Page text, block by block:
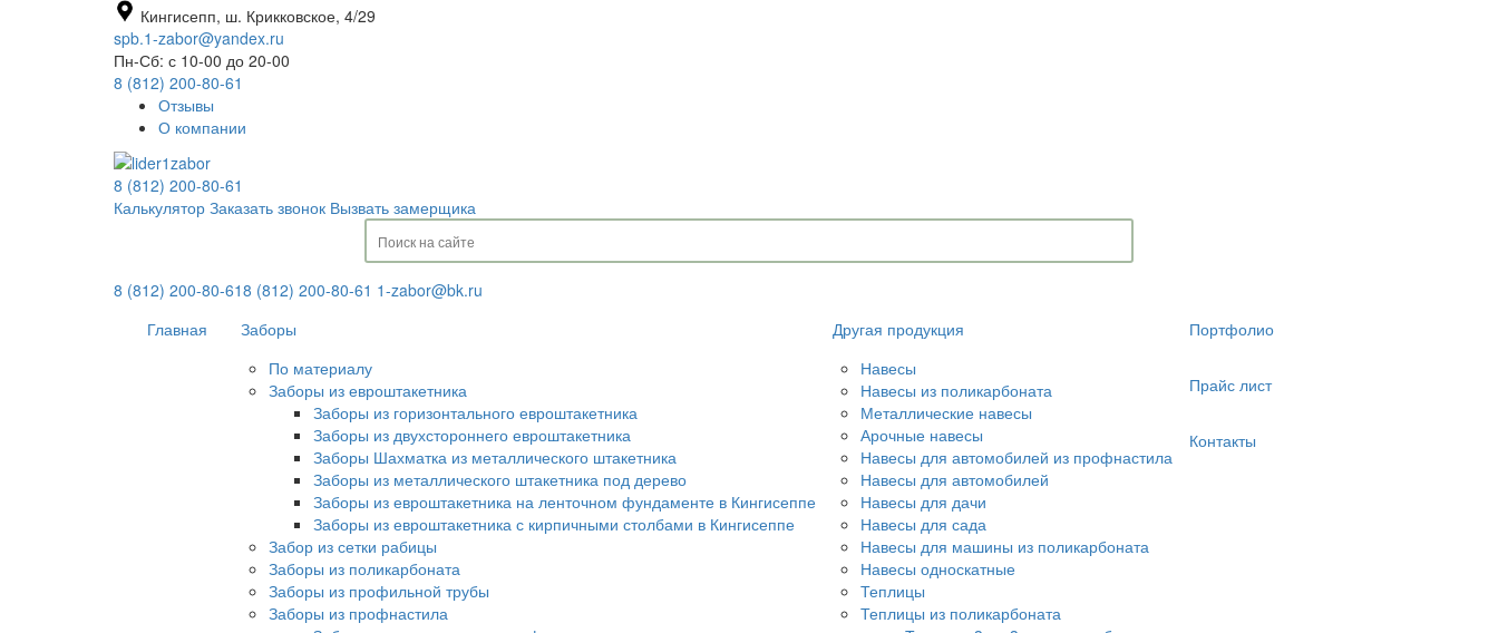
Кингисепп, ш. Крикковское, 4/29
spb.1-zabor@yandex.ru
Пн-Сб: с 10-00 до 20-00
8 (812) 200-80-61
Отзывы
О компании
8 (812) 200-80-61
Калькулятор Заказать звонок Вызвать замерщика
8 (812) 200-80-61
Главная
Заборы
По материалу
Заборы из евроштакетника
Заборы из горизонтального евроштакетника
Заборы из двухстороннего евроштакетника
Заборы Шахматка из металлического штакетника
Заборы из металлического штакетника под дерево
Заборы из евроштакетника на ленточном фундаменте в Кингисеппе
Заборы из евроштакетника с кирпичными столбами в Кингисеппе
Забор из сетки рабицы
Заборы из поликарбоната
Заборы из профильной трубы
Заборы из профнастила
Другая продукция
Навесы
Навесы из поликарбоната
Металлические навесы
Арочные навесы
Навесы для автомобилей из профнастила
Навесы для автомобилей
Навесы для дачи
Навесы для сада
Навесы для машины из поликарбоната
Навесы односкатные
Теплицы
Теплицы из поликарбоната
Портфолио
Прайс лист
Контакты
8 (812) 200-80-61 1-zabor@bk.ru